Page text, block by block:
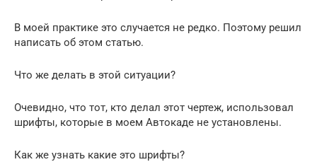
В моей практике это случается не редко. Поэтому решил
написать об этом статью.
Что же делать в этой ситуации?
Очевидно, что тот, кто делал этот чертеж, использовал
шрифты, которые в моем Автокаде не установлены.
Как же узнать какие это шрифты?